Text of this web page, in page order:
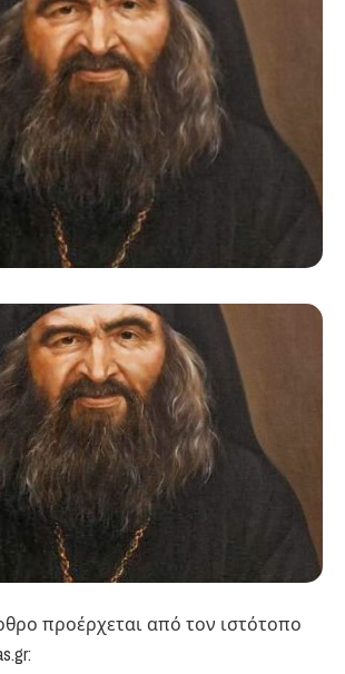
προέρχεται από τον ιστότοπο